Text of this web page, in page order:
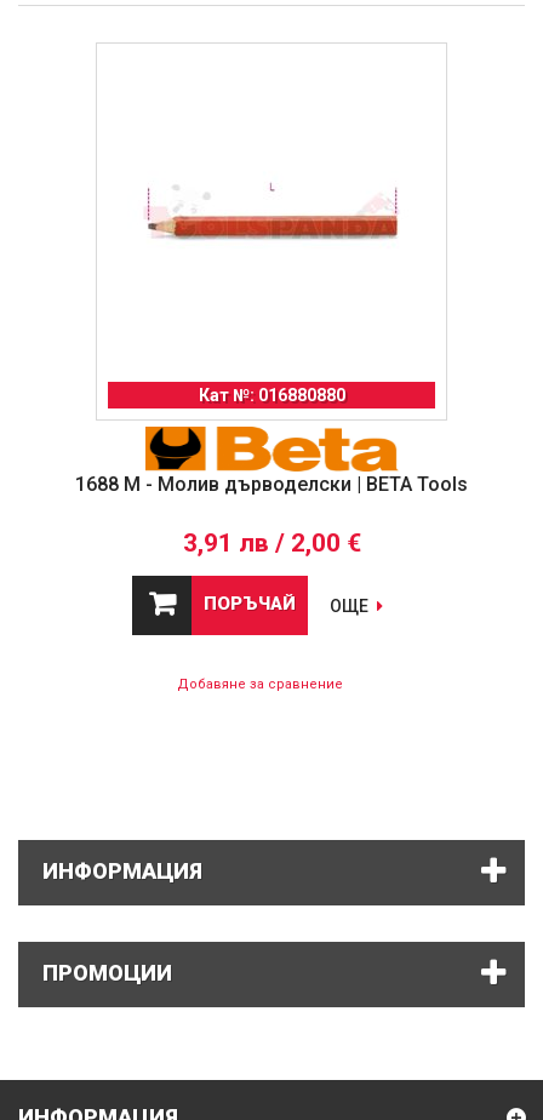
Кат №: 016880880
1688 M - Молив дърводелски | BETA Tools
3,91 лв / 2,00 €
ПОРЪЧАЙ ОЩЕ
Добавяне за сравнение
ИНФОРМАЦИЯ
ПРОМОЦИИ